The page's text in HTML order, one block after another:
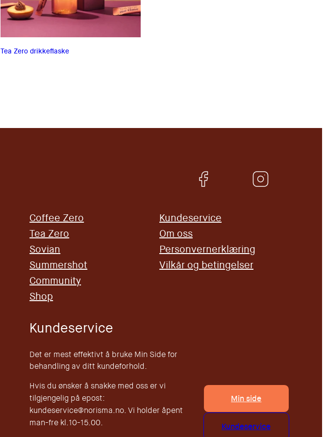
Tea Zero drikkeflaske
Coffee Zero
Tea Zero
Sovian
Summershot
Community
Shop
Kundeservice
Om oss
Personvernerklæring
Vilkår og betingelser
Kundeservice
Det er mest effektivt å bruke Min Side for
behandling av ditt kundeforhold.
Hvis du ønsker å snakke med oss er vi
tilgjengelig på epost:
kundeservice@norisma.no. Vi holder åpent
man-fre kl.10-15.00.
Min side
Kundeservice